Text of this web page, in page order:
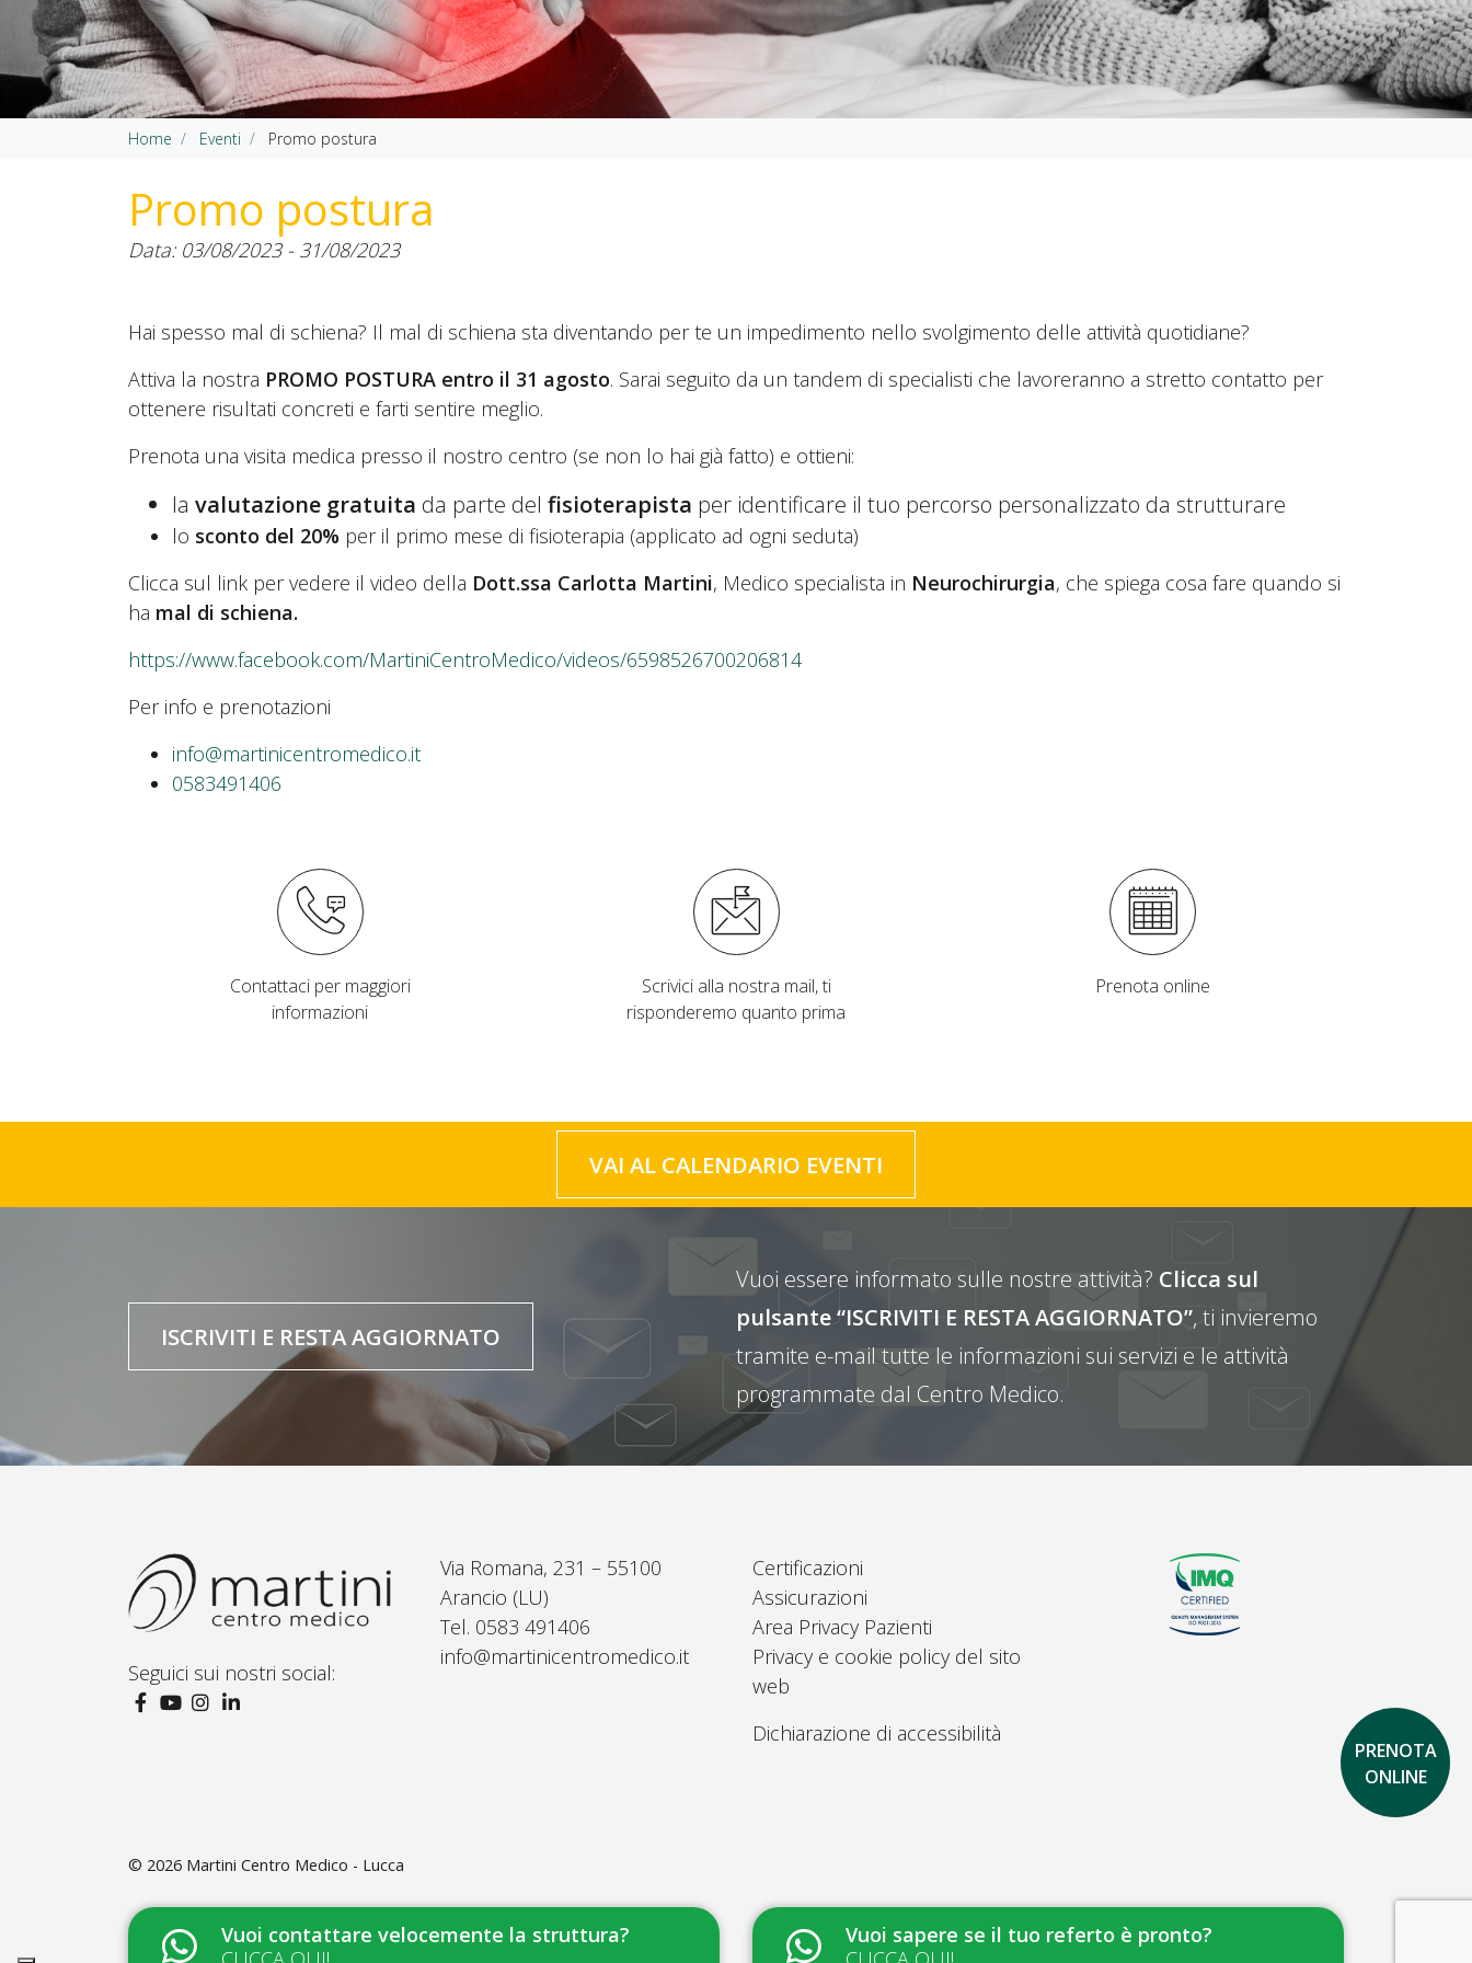
Home Eventi Promo postura
Promo postura
Data: 03/08/2023 - 31/08/2023
Hai spesso mal di schiena? Il mal di schiena sta diventando per te un impedimento nello svolgimento delle attività quotidiane?
Attiva la nostra PROMO POSTURA entro il 31 agosto. Sarai seguito da un tandem di specialisti che lavoreranno a stretto contatto per
ottenere risultati concreti e farti sentire meglio.
Prenota una visita medica presso il nostro centro (se non lo hai già fatto) e ottieni:
la valutazione gratuita da parte del fisioterapista per identificare il tuo percorso personalizzato da strutturare
lo sconto del 20% per il primo mese di fisioterapia (applicato ad ogni seduta)
Clicca sul link per vedere il video della Dott.ssa Carlotta Martini, Medico specialista in Neurochirurgia, che spiega cosa fare quando si
ha mal di schiena.
https://www.facebook.com/MartiniCentroMedico/videos/6598526700206814
Per info e prenotazioni
info@martinicentromedico.it
0583491406
Contattaci per maggiori
informazioni
Scrivici alla nostra mail, ti
risponderemo quanto prima
Prenota online
VAI AL CALENDARIO EVENTI
ISCRIVITI E RESTA AGGIORNATO
Vuoi essere informato sulle nostre attività? Clicca sul
pulsante “ISCRIVITI E RESTA AGGIORNATO”, ti invieremo
tramite e-mail tutte le informazioni sui servizi e le attività
programmate dal Centro Medico.
Seguici sui nostri social:
Via Romana, 231 – 55100
Arancio (LU)
Tel. 0583 491406
info@martinicentromedico.it
Certificazioni
Assicurazioni
Area Privacy Pazienti
Privacy e cookie policy del sito
web
Dichiarazione di accessibilità
© 2026 Martini Centro Medico - Lucca
PRENOTA
ONLINE
Vuoi contattare velocemente la struttura?
Vuoi sapere se il tuo referto è pronto?